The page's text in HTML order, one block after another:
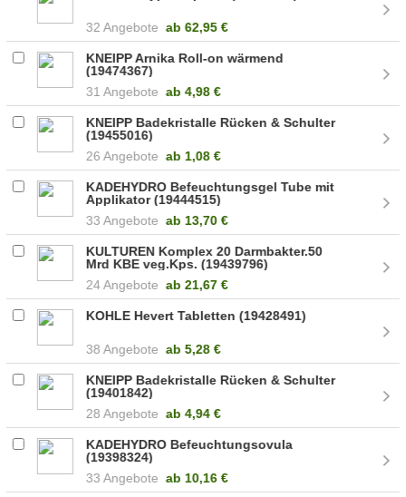
32 Angebote ab 62,95 €
KNEIPP Arnika Roll-on wärmend
(19474367)
31 Angebote ab4,98 €
KNEIPP Badekristalle Rücken & Schulter
(19455016)
26 Angebote ab 1,08 €
KADEHYDRO Befeuchtungsgel Tube mit
Applikator (19444515)
33 Angebote ab 13,70 €
KULTUREN Komplex 20 Darmbakter.50
Mrd KBE veg.Kps. (19439796)
24 Angebote ab 21,67 €
KOHLE Hevert Tabletten (19428491)
38 Angebote ab 5,28 €
KNEIPP Badekristalle Rücken & Schulter
(19401842)
28 Angebote ab4,94 €
KADEHYDRO Befeuchtungsovula
(19398324)
33 Angebote ab 10,16 €